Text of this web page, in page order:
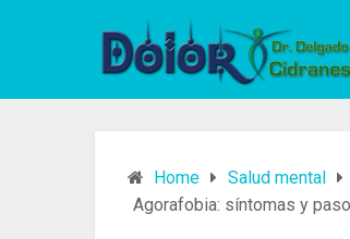
Home
Salud mental
Agorafobia: síntomas y